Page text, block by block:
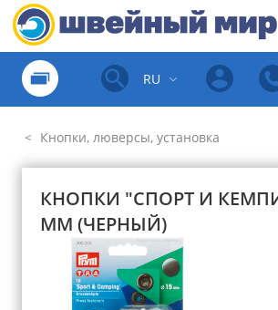
RU
Кнопки, люверсы, установка
КНОПКИ "СПОРТ И
ММ (ЧЕРНЫЙ)